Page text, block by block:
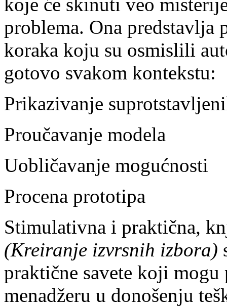
problema. Ona
koraka koju su osmislili
gotovo svakom kontekstu:
Prikazivanje
Proučavanje modela
Uobličavanje mogućnosti
Procena prototipa
Stimulativna i praktična,
(Kreiranje izvrsnih izbora)
praktične savete koji
menadžeru u donošenju